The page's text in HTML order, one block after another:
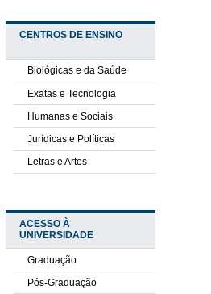
CENTROS DE ENSINO
Biológicas e da Saúde
Exatas e Tecnologia
Humanas e Sociais
Jurídicas e Políticas
Letras e Artes
ACESSO À
UNIVERSIDADE
Graduação
Pós-Graduação